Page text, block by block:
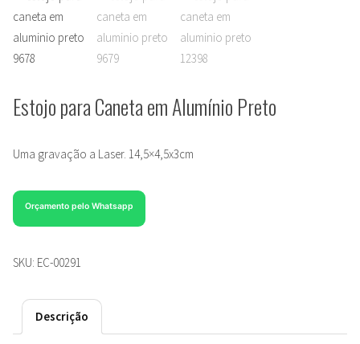
Estojo para Caneta em Alumínio Preto
Uma gravação a Laser. 14,5×4,5x3cm
Orçamento pelo Whatsapp
SKU: EC-00291
Descrição